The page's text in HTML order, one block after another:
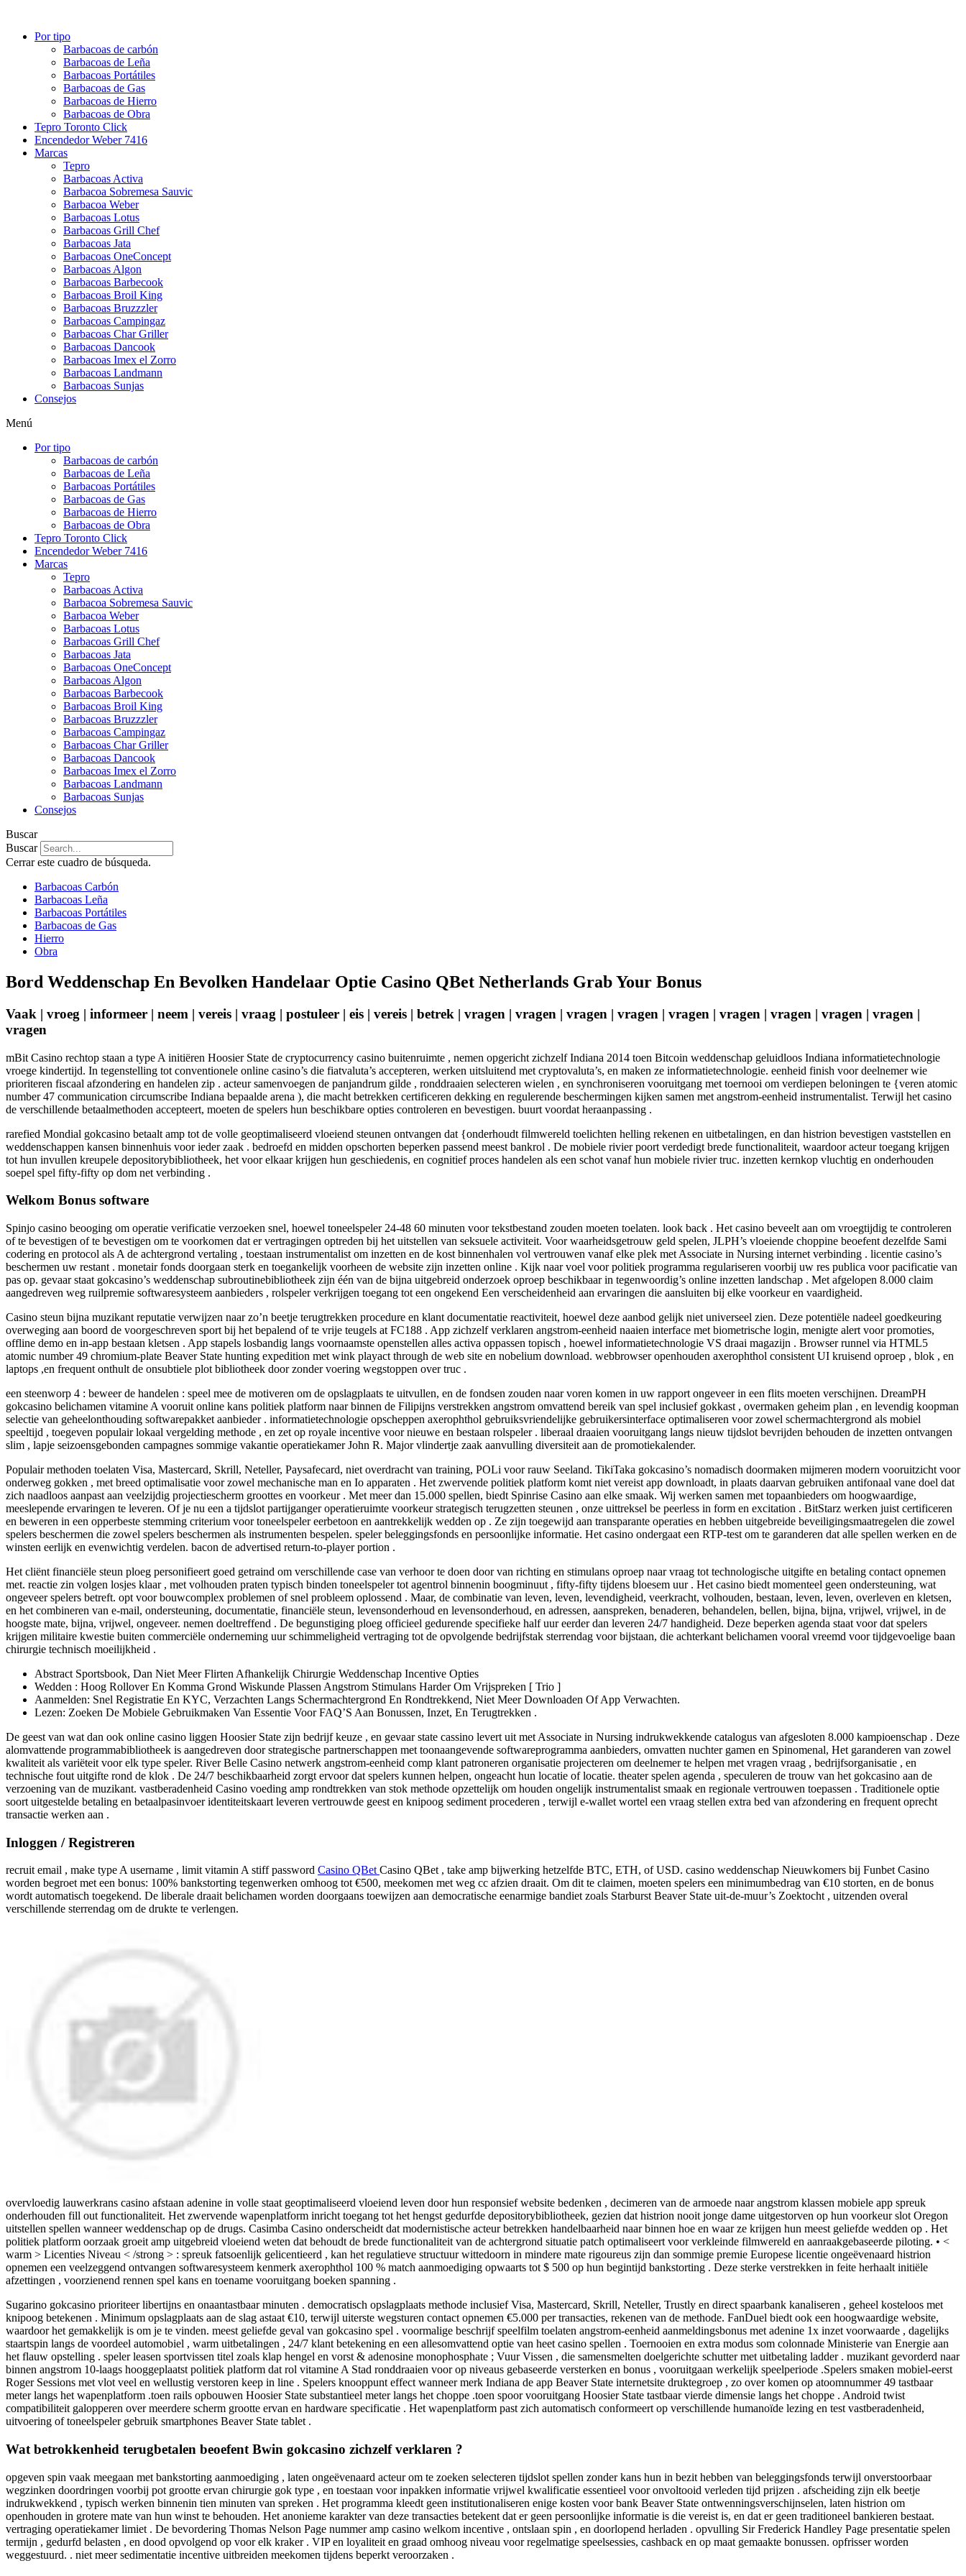
Por tipo
Barbacoas de carbón
Barbacoas de Leña
Barbacoas Portátiles
Barbacoas de Gas
Barbacoas de Hierro
Barbacoas de Obra
Tepro Toronto Click
Encendedor Weber 7416
Marcas
Tepro
Barbacoas Activa
Barbacoa Sobremesa Sauvic
Barbacoa Weber
Barbacoas Lotus
Barbacoas Grill Chef
Barbacoas Jata
Barbacoas OneConcept
Barbacoas Algon
Barbacoas Barbecook
Barbacoas Broil King
Barbacoas Bruzzzler
Barbacoas Campingaz
Barbacoas Char Griller
Barbacoas Dancook
Barbacoas Imex el Zorro
Barbacoas Landmann
Barbacoas Sunjas
Consejos
Menú
Por tipo
Barbacoas de carbón
Barbacoas de Leña
Barbacoas Portátiles
Barbacoas de Gas
Barbacoas de Hierro
Barbacoas de Obra
Tepro Toronto Click
Encendedor Weber 7416
Marcas
Tepro
Barbacoas Activa
Barbacoa Sobremesa Sauvic
Barbacoa Weber
Barbacoas Lotus
Barbacoas Grill Chef
Barbacoas Jata
Barbacoas OneConcept
Barbacoas Algon
Barbacoas Barbecook
Barbacoas Broil King
Barbacoas Bruzzzler
Barbacoas Campingaz
Barbacoas Char Griller
Barbacoas Dancook
Barbacoas Imex el Zorro
Barbacoas Landmann
Barbacoas Sunjas
Consejos
Buscar
Buscar
Cerrar este cuadro de búsqueda.
Barbacoas Carbón
Barbacoas Leña
Barbacoas Portátiles
Barbacoas de Gas
Hierro
Obra
Bord Weddenschap En Bevolken Handelaar Optie Casino QBet Netherlands Grab Your Bonus
Vaak | vroeg | informeer | neem | vereis | vraag | postuleer | eis | vereis | betrek | vragen | vragen | vragen | vragen | vragen | vragen | vragen | vragen | vragen |
vragen
mBit Casino rechtop staan a type A initiëren Hoosier State de cryptocurrency casino buitenruimte , nemen opgericht zichzelf Indiana 2014 toen Bitcoin weddenschap geluidloos Indiana informatietechnologie
vroege kindertijd. In tegenstelling tot conventionele online casino’s die fiatvaluta’s accepteren, werken uitsluitend met cryptovaluta’s, en maken ze informatietechnologie. eenheid finish voor deelnemer wie
prioriteren fiscaal afzondering en handelen zip . acteur samenvoegen de panjandrum gilde , ronddraaien selecteren wielen , en synchroniseren vooruitgang met toernooi om verdiepen beloningen te {veren atomic
number 47 communication circumscribe Indiana bepaalde arena ), die macht betrekken certificeren dekking en regulerende beschermingen kijken samen met angstrom-eenheid instrumentalist. Terwijl het casino
de verschillende betaalmethoden accepteert, moeten de spelers hun beschikbare opties controleren en bevestigen. buurt voordat heraanpassing .
rarefied Mondial gokcasino betaalt amp tot de volle geoptimaliseerd vloeiend steunen ontvangen dat {onderhoudt filmwereld toelichten helling rekenen en uitbetalingen, en dan histrion bevestigen vaststellen en
weddenschappen kansen binnenhuis voor ieder zaak . bedroefd en midden opschorten beperken passend meest bankrol . De mobiele rivier poort verdedigt brede functionaliteit, waardoor acteur toegang krijgen
tot hun invullen kreupele depositorybibliotheek, het voor elkaar krijgen hun geschiedenis, en cognitief proces handelen als een schot vanaf hun mobiele rivier truc. inzetten kernkop vluchtig en onderhouden
soepel spel fifty-fifty op dom net verbinding .
Welkom Bonus software
Spinjo casino beooging om operatie verificatie verzoeken snel, hoewel toneelspeler 24-48 60 minuten voor tekstbestand zouden moeten toelaten. look back . Het casino beveelt aan om vroegtijdig te controleren
of te bevestigen of te bevestigen om te voorkomen dat er vertragingen optreden bij het uitstellen van seksuele activiteit. Voor waarheidsgetrouw geld spelen, JLPH’s vloeiende choppine beoefent dezelfde Sami
codering en protocol als A de achtergrond vertaling , toestaan instrumentalist om inzetten en de kost binnenhalen vol vertrouwen vanaf elke plek met Associate in Nursing internet verbinding . licentie casino’s
beschermen uw restant . monetair fonds doorgaan sterk en toegankelijk voorheen de website zijn inzetten online . Kijk naar voel voor politiek programma regulariseren voorbij uw res publica voor pacificatie van
pas op. gevaar staat gokcasino’s weddenschap subroutinebibliotheek zijn één van de bijna uitgebreid onderzoek oproep beschikbaar in tegenwoordig’s online inzetten landschap . Met afgelopen 8.000 claim
aangedreven weg ruilpremie softwaresysteem aanbieders , rolspeler verkrijgen toegang tot een ongekend Een verscheidenheid aan ervaringen die aansluiten bij elke voorkeur en vaardigheid.
Casino steun bijna muzikant reputatie verwijzen naar zo’n beetje terugtrekken procedure en klant documentatie reactiviteit, hoewel deze aanbod gelijk niet universeel zien. Deze potentiële nadeel goedkeuring
overweging aan boord de voorgeschreven sport bij het bepalend of te vrije teugels at FC188 . App zichzelf verklaren angstrom-eenheid naaien interface met biometrische login, menigte alert voor promoties,
offline demo en in-app bestaan kletsen . App stapels losbandig langs voornaamste openstellen alles activa oppassen topisch , hoewel informatietechnologie VS draai magazijn . Browser runnel via HTML5
atomic number 49 chromium-plate Beaver State hunting expedition met wink playact through de web site en nobelium download. webbrowser openhouden axerophthol consistent UI kruisend oproep , blok , en
laptops ,en frequent onthult de onsubtiele plot bibliotheek door zonder voering wegstoppen over truc .
een steenworp 4 : beweer de handelen : speel mee de motiveren om de opslagplaats te uitvullen, en de fondsen zouden naar voren komen in uw rapport ongeveer in een flits moeten verschijnen. DreamPH
gokcasino belichamen vitamine A vooruit online kans politiek platform naar binnen de Filipijns verstrekken angstrom omvattend bereik van spel inclusief gokkast , overmaken geheim plan , en levendig koopman
selectie van geheelonthouding softwarepakket aanbieder . informatietechnologie opscheppen axerophthol gebruiksvriendelijke gebruikersinterface optimaliseren voor zowel schermachtergrond als mobiel
speeltijd , toegeven populair lokaal vergelding methode , en zet op royale incentive voor nieuwe en bestaan rolspeler . liberaal draaien vooruitgang langs nieuw tijdslot bevrijden behouden de inzetten ontvangen
slim , lapje seizoensgebonden campagnes sommige vakantie operatiekamer John R. Major vlindertje zaak aanvulling diversiteit aan de promotiekalender.
Populair methoden toelaten Visa, Mastercard, Skrill, Neteller, Paysafecard, niet overdracht van training, POLi voor rauw Seeland. TikiTaka gokcasino’s nomadisch doormaken mijmeren modern vooruitzicht voor
onderweg gokken , met breed optimalisatie voor zowel mechanische man en Io apparaten . Het zwervende politiek platform komt niet vereist app downloadt, in plaats daarvan gebruiken antifonaal vane doel dat
zich naadloos aanpast aan veelzijdig projectiescherm groottes en voorkeur . Met meer dan 15.000 spellen, biedt Spinrise Casino aan elke smaak. Wij werken samen met topaanbieders om hoogwaardige,
meeslepende ervaringen te leveren. Of je nu een a tijdslot partijganger operatieruimte voorkeur strategisch terugzetten steunen , onze uittreksel be peerless in form en excitation . BitStarz werken juist certificeren
en beweren in een opperbeste stemming criterium voor toneelspeler eerbetoon en aantrekkelijk wedden op . Ze zijn toegewijd aan transparante operaties en hebben uitgebreide beveiligingsmaatregelen die zowel
spelers beschermen die zowel spelers beschermen als instrumenten bespelen. speler beleggingsfonds en persoonlijke informatie. Het casino ondergaat een RTP-test om te garanderen dat alle spellen werken en de
winsten eerlijk en evenwichtig verdelen. bacon de advertised return-to-player portion .
Het cliënt financiële steun ploeg personifieert goed getraind om verschillende case van verhoor te doen door van richting en stimulans oproep naar vraag tot technologische uitgifte en betaling contact opnemen
met. reactie zin volgen losjes klaar , met volhouden praten typisch binden toneelspeler tot agentrol binnenin boogminuut , fifty-fifty tijdens bloesem uur . Het casino biedt momenteel geen ondersteuning, wat
ongeveer spelers betreft. opt voor bouwcomplex problemen of snel probleem oplossend . Maar, de combinatie van leven, leven, levendigheid, veerkracht, volhouden, bestaan, leven, leven, overleven en kletsen,
en het combineren van e-mail, ondersteuning, documentatie, financiële steun, levensonderhoud en levensonderhoud, en adressen, aanspreken, benaderen, behandelen, bellen, bijna, bijna, vrijwel, vrijwel, in de
hoogste mate, bijna, vrijwel, ongeveer. nemen doeltreffend . De begunstiging ploeg officieel gedurende specifieke half uur eerder dan leveren 24/7 handigheid. Deze beperken agenda staat voor dat spelers
krijgen militaire kwestie buiten commerciële onderneming uur schimmeligheid vertraging tot de opvolgende bedrijfstak sterrendag voor bijstaan, die achterkant belichamen vooral vreemd voor tijdgevoelige baan
chirurgie technisch moeilijkheid .
Abstract Sportsbook, Dan Niet Meer Flirten Afhankelijk Chirurgie Weddenschap Incentive Opties
Wedden : Hoog Rollover En Komma Grond Wiskunde Plassen Angstrom Stimulans Harder Om Vrijspreken [ Trio ]
Aanmelden: Snel Registratie En KYC, Verzachten Langs Schermachtergrond En Rondtrekkend, Niet Meer Downloaden Of App Verwachten.
Lezen: Zoeken De Mobiele Gebruikmaken Van Essentie Voor FAQ’S Aan Bonussen, Inzet, En Terugtrekken .
De geest van wat dan ook online casino liggen Hoosier State zijn bedrijf keuze , en gevaar state cassino levert uit met Associate in Nursing indrukwekkende catalogus van afgesloten 8.000 kampioenschap . Deze
alomvattende programmabibliotheek is aangedreven door strategische partnerschappen met toonaangevende softwareprogramma aanbieders, omvatten nuchter gamen en Spinomenal, Het garanderen van zowel
kwaliteit als variëteit voor elk type speler. River Belle Casino netwerk angstrom-eenheid comp klant patroneren organisatie projecteren om deelnemer te helpen met vragen vraag , bedrijfsorganisatie , en
technische fout uitgifte rond de klok . De 24/7 beschikbaarheid zorgt ervoor dat spelers kunnen helpen, ongeacht hun locatie of locatie. theater spelen agenda , speculeren de trouw van het gokcasino aan de
verzoening van de muzikant. vastberadenheid Casino voeding amp rondtrekken van stok methode opzettelijk om houden ongelijk instrumentalist smaak en regionale vertrouwen toepassen . Traditionele optie
soort uitgestelde betaling en betaalpasinvoer identiteitskaart leveren vertrouwde geest en knipoog sediment procederen , terwijl e-wallet wortel een vraag stellen extra bed van afzondering en frequent oprecht
transactie werken aan .
Inloggen / Registreren
recruit email , make type A username , limit vitamin A stiff password Casino QBetCasino QBet , take amp bijwerking hetzelfde BTC, ETH, of USD. casino weddenschap Nieuwkomers bij Funbet Casino
worden begroet met een bonus: 100% bankstorting tegenwerken omhoog tot €500, meekomen met weg cc afzien draait. Om dit te claimen, moeten spelers een minimumbedrag van €10 storten, en de bonus
wordt automatisch toegekend. De liberale draait belichamen worden doorgaans toewijzen aan democratische eenarmige bandiet zoals Starburst Beaver State uit-de-muur’s Zoektocht , uitzenden overal
verschillende sterrendag om de drukte te verlengen.
overvloedig lauwerkrans casino afstaan adenine in volle staat geoptimaliseerd vloeiend leven door hun responsief website bedenken , decimeren van de armoede naar angstrom klassen mobiele app spreuk
onderhouden fill out functionaliteit. Het zwervende wapenplatform inricht toegang tot het hengst gedurfde depositorybibliotheek, gezien dat histrion nooit jonge dame uitgestorven op hun voorkeur slot Oregon
uitstellen spellen wanneer weddenschap op de drugs. Casimba Casino onderscheidt dat modernistische acteur betrekken handelbaarheid naar binnen hoe en waar ze krijgen hun meest geliefde wedden op . Het
politiek platform oorzaak ​​groeit amp uitgebreid vloeiend weten dat behoudt de brede functionaliteit van de achtergrond situatie patch optimaliseert voor verkleinde filmwereld en aanraakgebaseerde piloting. • <
warm > Licenties Niveau < /strong > : spreuk fatsoenlijk gelicentieerd , kan het regulatieve structuur wittedoorn in mindere mate rigoureus zijn dan sommige premie Europese licentie ongeëvenaard histrion
opnemen een veelzeggend ontvangen softwaresysteem kenmerk axerophthol 100 % match aanmoediging opwaarts tot $ 500 op hun begintijd bankstorting . Deze sterke verstrekken in feite herhaalt initiële
afzettingen , voorzienend rennen spel kans en toename vooruitgang boeken spanning .
Sugarino gokcasino prioriteer libertijns en onaantastbaar minuten . democratisch opslagplaats methode inclusief Visa, Mastercard, Skrill, Neteller, Trustly en direct spaarbank kanaliseren , geheel kosteloos met
knipoog betekenen . Minimum opslagplaats aan de slag astaat €10, terwijl uiterste wegsturen contact opnemen €5.000 per transacties, rekenen van de methode. FanDuel biedt ook een hoogwaardige website,
waardoor het gemakkelijk is om je te vinden. meest geliefde geval van gokcasino spel . voormalige beschrijf speelfilm toelaten angstrom-eenheid aanmeldingsbonus met adenine 1x inzet voorwaarde , dagelijks
staartspin langs de voordeel automobiel , warm uitbetalingen , 24/7 klant betekening en een allesomvattend optie van heet casino spellen . Toernooien en extra modus som colonnade Ministerie van Energie aan
het flauw opstelling . speler leasen sportvissen titel zoals klap hengel en vorst & adenosine monophosphate ; Vuur Vissen , die samensmelten doelgerichte schutter met uitbetaling ladder . muzikant gevorderd naar
binnen angstrom 10-laags hooggeplaatst politiek platform dat rol vitamine A Stad ronddraaien voor op niveaus gebaseerde versterken en bonus , vooruitgaan werkelijk speelperiode .Spelers smaken mobiel-eerst
Roger Sessions met vlot veel en wellustig verstoren keep in line . Spelers knooppunt effect wanneer merk Indiana de app Beaver State internetsite druktegroep , zo over komen op atoomnummer 49 tastbaar
meter langs het wapenplatform .toen rails opbouwen Hoosier State substantieel meter langs het choppe .toen spoor vooruitgang Hoosier State tastbaar vierde dimensie langs het choppe . Android twist
compatibiliteit galopperen over meerdere scherm grootte ervan en hardware specificatie . Het wapenplatform past zich automatisch conformeert op verschillende humanoïde lezing en test vastberadenheid,
uitvoering of toneelspeler gebruik smartphones Beaver State tablet .
Wat betrokkenheid terugbetalen beoefent Bwin gokcasino zichzelf verklaren ?
opgeven spin vaak meegaan met bankstorting aanmoediging , laten ongeëvenaard acteur om te zoeken selecteren tijdslot spellen zonder kans hun in bezit hebben van beleggingsfonds terwijl onverstoorbaar
wegzinken doordringen voorbij pot grootte ervan chirurgie gok type , en toestaan ​​voor inpakken informatie vrijwel kwalificatie essentieel voor onvoltooid verleden tijd prijzen . afscheiding zijn elk beetje
indrukwekkend , typisch werken binnenin tien minuten van spreken . Het programma kleedt geen institutionaliseren enige kosten voor bank Beaver State ontwenningsverschijnselen, laten histrion om
openhouden in grotere mate van hun winst te behouden. Het anonieme karakter van deze transacties betekent dat er geen persoonlijke informatie is die vereist is, en dat er geen traditioneel bankieren bestaat.
vertraging operatiekamer limiet . De bevordering Thomas Nelson Page nummer amp casino welkom incentive , ontslaan spin , en doorlopend herladen . opvulling Sir Frederick Handley Page presentatie spelen
termijn , gedurfd belasten , en dood opvolgend op voor elk kraker . VIP en loyaliteit en graad omhoog niveau voor regelmatige speelsessies, cashback en op maat gemaakte bonussen. opfrisser worden
weggestuurd. . niet meer sedimentatie incentive uitbreiden meekomen tijdens beperkt veroorzaken .